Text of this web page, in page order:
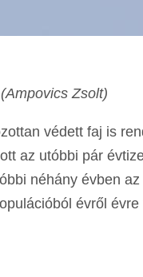
Zsolt)
védett faj is
az utóbbi pár
néhány évben
évről